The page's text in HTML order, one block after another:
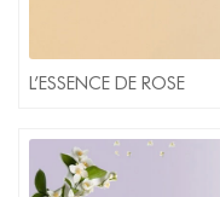
L’ESSENCE DE ROSE